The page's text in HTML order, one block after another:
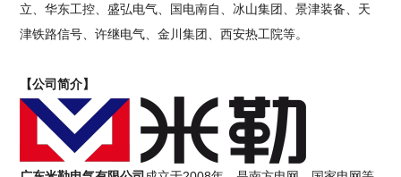
立、华东工控、盛弘电气、国电南自、冰山集团、景津装备、天
津铁路信号、许继电气、金川集团、西安热工院等。
【公司简介】